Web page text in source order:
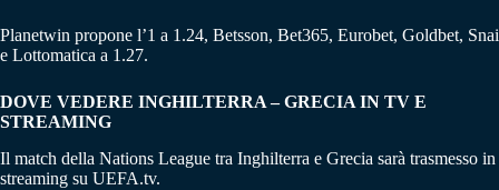
Planetwin propone l’1 a 1.24, Betsson, Bet365, Eurobet, Goldbet, Snai
e Lottomatica a 1.27.
DOVE VEDERE INGHILTERRA – GRECIA IN TV E
STREAMING
Il match della Nations League tra Inghilterra e Grecia sarà trasmesso in
streaming su UEFA.tv.